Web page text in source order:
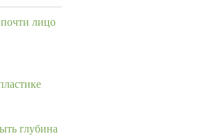
лицо
глубина